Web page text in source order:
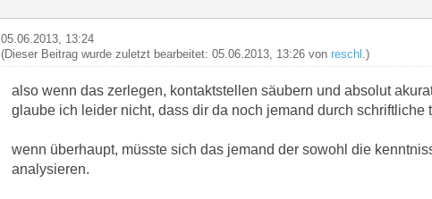
05.06.2013, 13:24
(Dieser Beitrag wurde zuletzt bearbeitet: 05.06.2013, 13:26 von reschl .)
also wenn das zerlegen, kontaktstellen säubern und absolut
glaube ich leider nicht, dass dir da noch jemand durch schriftliche
wenn überhaupt, müsste sich das jemand der sowohl die
analysieren.